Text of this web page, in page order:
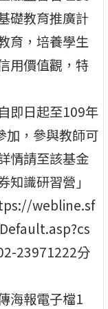
礎教育推廣計
育，培養學生
用價值觀，特
即日起至109年
加，參與教師可
情請至該基金
知識研習營」
webline.sf
23971222分
海報電子檔1